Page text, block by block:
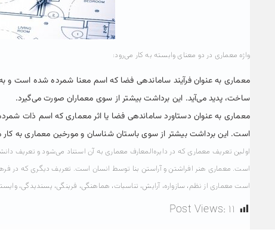
واژه معماری در دو معنای وابسته به کار می‌رود:
معماری به عنوان فرآیند ساماندهی فضا که اسم معنا شمرده شده است و
ساخت، پدید می‌آید. این برداشت بیشتر از سوی معماران صورت می‌گیرد.
معماری به عنوان دستاورد ساماندهی فضا یا اثر معماری که اسم ذات
است. این برداشت بیشتر از سوی باستان شناسان و مورخین معماری به کار
اولین تعریف معماری که در دایره‌المعارف معماری به آن استناد می‌شود و
است. معماری هنر افراشتن و آراستن بنا توسط انسان است. تعریف دیگری که در
است معماری از نظم، سازواره، آرایش، تناسبات، هماهنگی، قرینگی، پسندیدگی،
Post Views: ۱۱